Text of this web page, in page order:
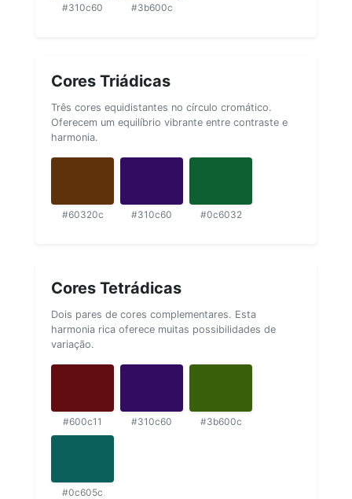
#310c60 #3b600c
Cores Triádicas
Três cores equidistantes no círculo cromático.
Oferecem um equilíbrio vibrante entre contraste e
harmonia.
#60320c #310c60 #0c6032
Cores Tetrádicas
Dois pares de cores complementares. Esta
harmonia rica oferece muitas possibilidades de
variação.
#600c11 #310c60 #3b600c
#0c605c